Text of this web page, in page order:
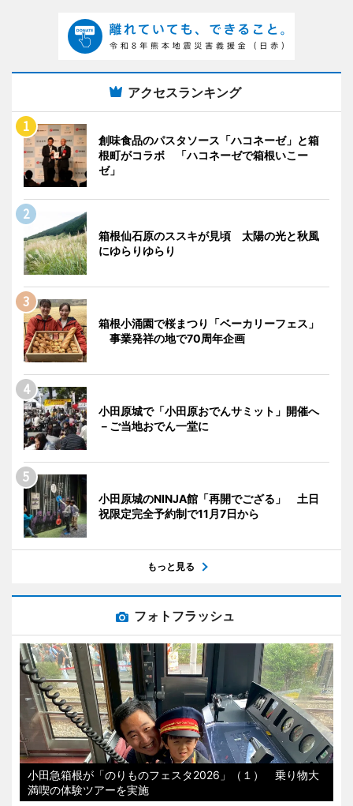
アクセスランキング
創味食品のパスタソース「ハコネーゼ」と箱
根町がコラボ 「ハコネーゼで箱根いこー
ゼ」
箱根仙石原のススキが見頃 太陽の光と秋風
にゆらりゆらり
箱根小涌園で桜まつり「ベーカリーフェス」
事業発祥の地で70周年企画
小田原城で「小田原おでんサミット」開催へ
－ご当地おでん一堂に
小田原城のNINJA館「再開でござる」 土日
祝限定完全予約制で11月7日から
もっと見る
フォトフラッシュ
小田急箱根が「のりものフェスタ2026」（１） 乗り物大
満喫の体験ツアーを実施